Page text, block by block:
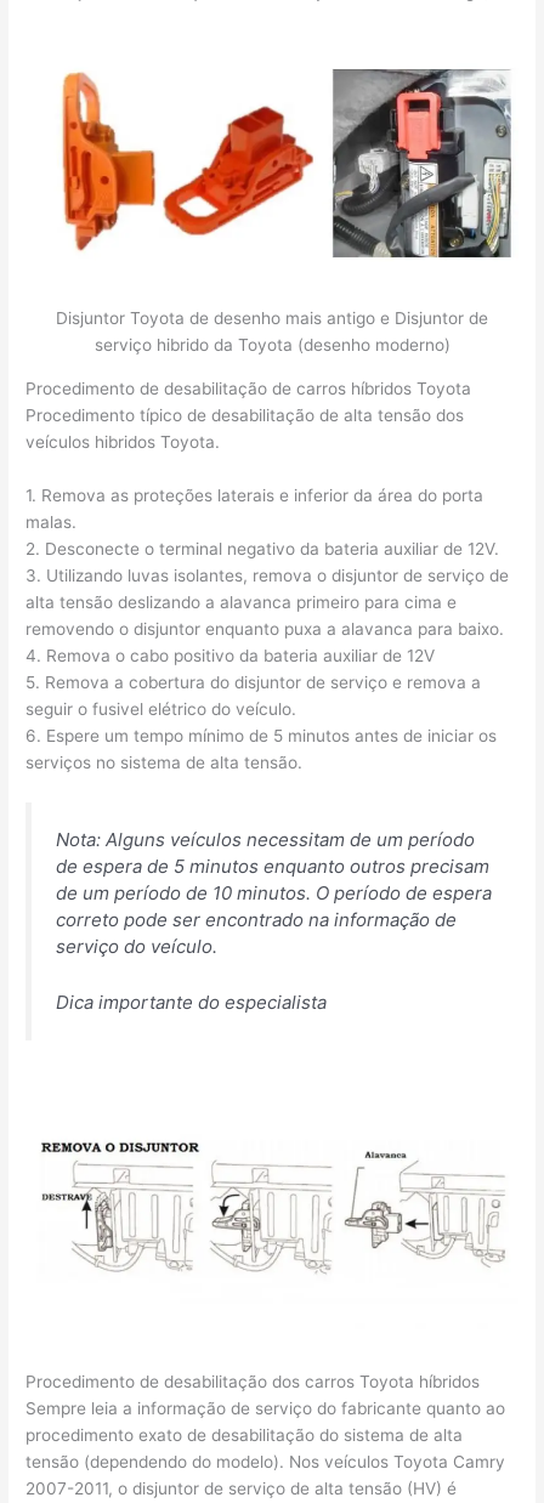
Disjuntor Toyota de desenho mais antigo e Disjuntor de
serviço hibrido da Toyota (desenho moderno)
Procedimento de desabilitação de carros híbridos Toyota
Procedimento típico de desabilitação de alta tensão dos
veículos hibridos Toyota.
1. Remova as proteções laterais e inferior da área do porta
malas.
2. Desconecte o terminal negativo da bateria auxiliar de 12V.
3. Utilizando luvas isolantes, remova o disjuntor de serviço de
alta tensão deslizando a alavanca primeiro para cima e
removendo o disjuntor enquanto puxa a alavanca para baixo.
4. Remova o cabo positivo da bateria auxiliar de 12V
5. Remova a cobertura do disjuntor de serviço e remova a
seguir o fusivel elétrico do veículo.
6. Espere um tempo mínimo de 5 minutos antes de iniciar os
serviços no sistema de alta tensão.
Nota: Alguns veículos necessitam de um período
de espera de 5 minutos enquanto outros precisam
de um período de 10 minutos. O período de espera
correto pode ser encontrado na informação de
serviço do veículo.
Dica importante do especialista
Procedimento de desabilitação dos carros Toyota híbridos
Sempre leia a informação de serviço do fabricante quanto ao
procedimento exato de desabilitação do sistema de alta
tensão (dependendo do modelo). Nos veículos Toyota Camry
2007-2011, o disjuntor de serviço de alta tensão (HV) é